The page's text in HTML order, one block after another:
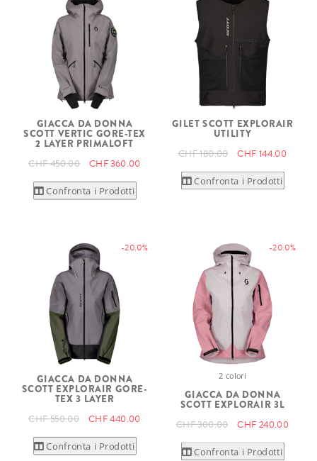
GIACCA DA DONNA
SCOTT VERTIC GORE-TEX
2 LAYER PRIMALOFT
CHF 450.00 CHF 360.00
Confronta i Prodotti
GILET SCOTT EXPLORAIR
UTILITY
CHF 180.00 CHF 144.00
Confronta i Prodotti
-20.0%
GIACCA DA DONNA
SCOTT EXPLORAIR GORE-
TEX 3 LAYER
CHF 550.00 CHF 440.00
Confronta i Prodotti
-20.0%
2 colori
GIACCA DA DONNA
SCOTT EXPLORAIR 3L
CHF 300.00 CHF 240.00
Confronta i Prodotti